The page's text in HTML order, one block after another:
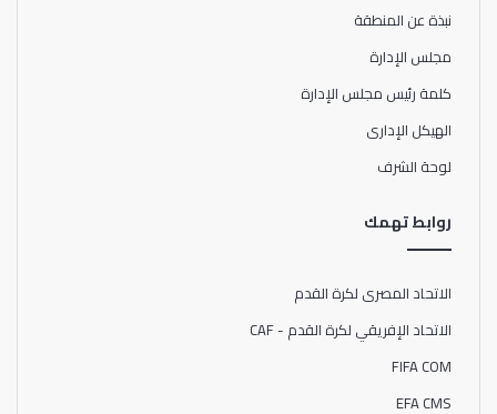
نبذة عن المنطقة
مجلس الإدارة
كلمة رئيس مجلس الإدارة
الهيكل الإدارى
لوحة الشرف
روابط تهمك
الاتحاد المصرى لكرة القدم
الاتحاد الإفريقي لكرة القدم - CAF
FIFA COM
EFA CMS